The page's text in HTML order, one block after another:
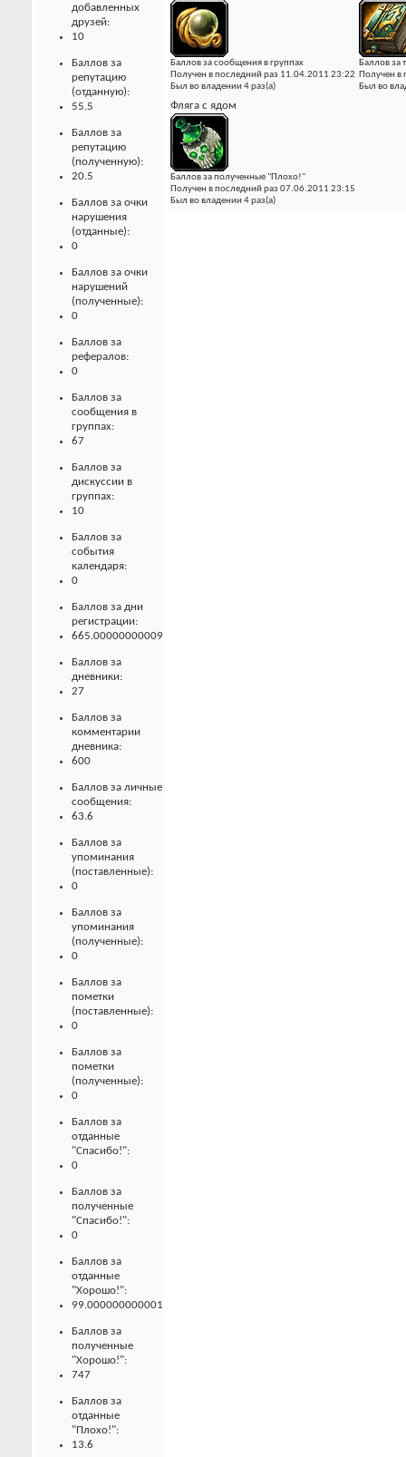
добавленных
друзей:
10
Баллов за
репутацию
(отданную):
55.5
Баллов за
репутацию
(полученную):
20.5
Баллов за очки
нарушения
(отданные):
0
Баллов за очки
нарушений
(полученные):
0
Баллов за
рефералов:
0
Баллов за
сообщения в
группах:
67
Баллов за
дискуссии в
группах:
10
Баллов за
события
календаря:
0
Баллов за дни
регистрации:
665.00000000009
Баллов за
дневники:
27
Баллов за
комментарии
дневника:
600
Баллов за личные
сообщения:
63.6
Баллов за
упоминания
(поставленные):
0
Баллов за
упоминания
(полученные):
0
Баллов за
пометки
(поставленные):
0
Баллов за
пометки
(полученные):
0
Баллов за
отданные
"Спасибо!":
0
Баллов за
полученные
"Спасибо!":
0
Баллов за
отданные
"Хорошо!":
99.000000000001
Баллов за
полученные
"Хорошо!":
747
Баллов за
отданные
"Плохо!":
13.6
Баллов за сообщения в группах
Получен в последний раз 11.04.2011 23:22
Был во владении 4 раз(а)
Баллов за
Получен в
Был во
Фляга с ядом
Баллов за полученные "Плохо!"
Получен в последний раз 07.06.2011 23:15
Был во владении 4 раз(а)